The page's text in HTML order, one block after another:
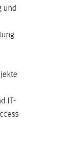
und
IT-